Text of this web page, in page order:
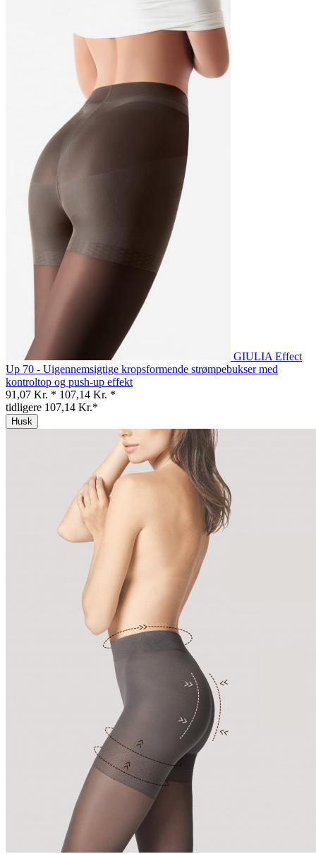
GIULIA Effect
Up 70 - Uigennemsigtige kropsformende strømpebukser med
kontroltop og push-up effekt
91,07 Kr. * 107,14 Kr. *
tidligere 107,14 Kr.*
Husk